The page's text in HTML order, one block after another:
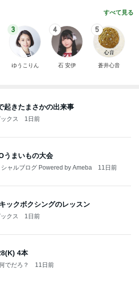
すべて見る
3
ゆうこりん
4
石 安伊
5
蒼井心音
起きたまさかの出来事
クス 1日前
うまいもの大会
ャルブログ Powered by Ameba 11日前
ックボクシングのレッスン
クス 1日前
4本
でだろ？ 11日前